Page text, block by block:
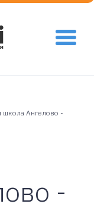
школа Ангелово -
-